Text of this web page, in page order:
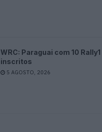
WRC: Paraguai com 10 Rally1
inscritos
5 AGOSTO, 2026